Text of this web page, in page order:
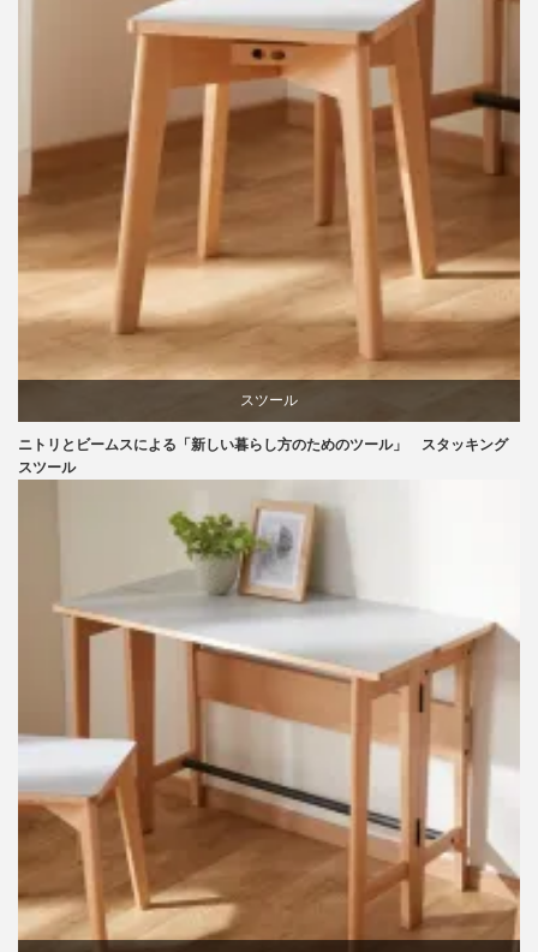
ライフスタイル
家具
スツール
ビーチ
ブランディング
マーケティング
ライフスタイル
ニトリとビームスによる「新しい暮らし方のためのツール」 スタッキング
スツール